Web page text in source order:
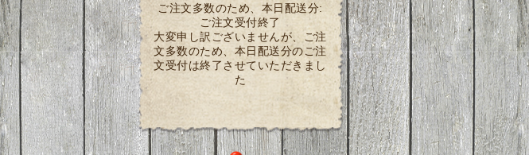
ご注文多数のため、本日配送分:
ご注文受付終了
大変申し訳ございませんが、ご注
文多数のため、本日配送分のご注
文受付は終了させていただきまし
た